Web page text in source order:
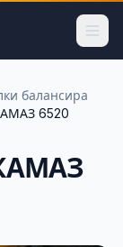
балансира
6520